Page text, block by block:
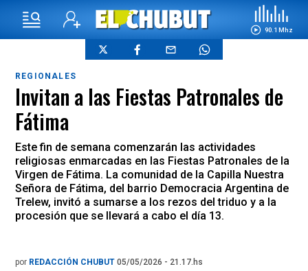
90.1 Mhz
REGIONALES
Invitan a las Fiestas Patronales de
Fátima
Este fin de semana comenzarán las actividades
religiosas enmarcadas en las Fiestas Patronales de la
Virgen de Fátima. La comunidad de la Capilla Nuestra
Señora de Fátima, del barrio Democracia Argentina de
Trelew, invitó a sumarse a los rezos del triduo y a la
procesión que se llevará a cabo el día 13.
por REDACCIÓN CHUBUT 05/05/2026 - 21.17.hs